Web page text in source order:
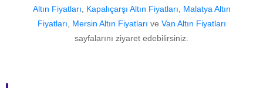
Altın Fiyatları
Kapalıçarşı Altın Fiyatları
Malatya Altın
Fiyatları
Mersin Altın Fiyatları ve Van Altın Fiyatları
sayfalarını ziyaret edebilirsiniz.